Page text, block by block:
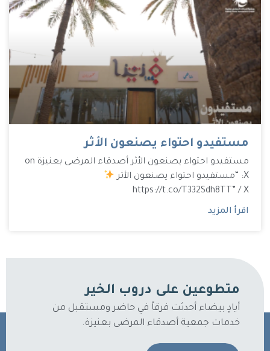
مستفيدو احتواء يصنعون الأثر
مستفيدو احتواء يصنعون الأثر أصدقاء المرضى بعنيزة on
X: “مستفيدو احتواء يصنعون الأثر
https://t.co/T332Sdh8TT” / X
اقرأ المزيد
متطوعين على دروب الخير
أيادٍ بيضاء أحدثت فرقاً في حاضر ومستقبل من
خدمات جمعية أصدقاء المرضى بعنيزة.